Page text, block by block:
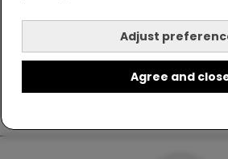
Adjust
Agree and